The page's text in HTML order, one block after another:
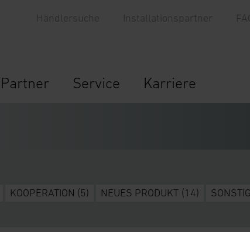
Partner Service Karriere
Händlersuche Installationspartner
KOOPERATION (5) NEUES PRODUKT (14)